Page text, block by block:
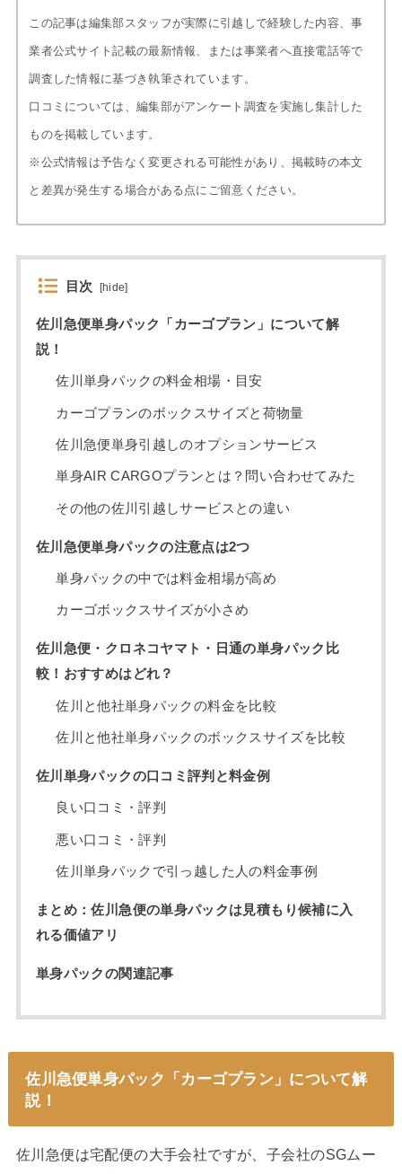
この記事は編集部スタッフが実際に引越しで経験した内容、事
業者公式サイト記載の最新情報、または事業者へ直接電話等で
調査した情報に基づき執筆されています。
口コミについては、編集部がアンケート調査を実施し集計した
ものを掲載しています。
※公式情報は予告なく変更される可能性があり、掲載時の本文
と差異が発生する場合がある点にご留意ください。
目次 [hide]
佐川急便単身パック「カーゴプラン」について解
説！
佐川単身パックの料金相場・目安
カーゴプランのボックスサイズと荷物量
佐川急便単身引越しのオプションサービス
単身AIR CARGOプランとは？問い合わせてみた
その他の佐川引越しサービスとの違い
佐川急便単身パックの注意点は2つ
単身パックの中では料金相場が高め
カーゴボックスサイズが小さめ
佐川急便・クロネコヤマト・日通の単身パック比
較！おすすめはどれ？
佐川と他社単身パックの料金を比較
佐川と他社単身パックのボックスサイズを比較
佐川単身パックの口コミ評判と料金例
良い口コミ・評判
悪い口コミ・評判
佐川単身パックで引っ越した人の料金事例
まとめ：佐川急便の単身パックは見積もり候補に入
れる価値アリ
単身パックの関連記事
佐川急便単身パック「カーゴプラン」について解
説！
佐川急便は宅配便の大手会社ですが、子会社のSGムー